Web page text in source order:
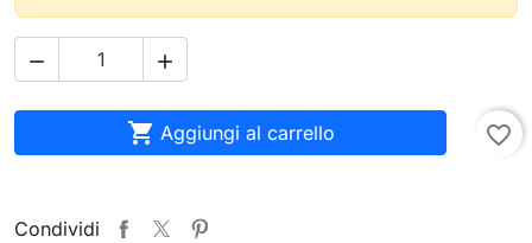
 
 Aggiungi al carrello favorite_border
Condividi